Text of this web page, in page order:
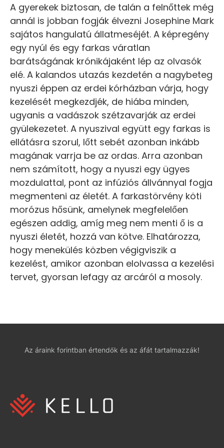
A gyerekek biztosan, de talán a felnőttek még
annál is jobban fogják élvezni Josephine Mark
sajátos hangulatú állatmeséjét. A képregény
egy nyúl és egy farkas váratlan
barátságának krónikájaként lép az olvasók
elé. A kalandos utazás kezdetén a nagybeteg
nyuszi éppen az erdei kórházban várja, hogy
kezelését megkezdjék, de hiába minden,
ugyanis a vadászok szétzavarják az erdei
gyülekezetet. A nyuszival együtt egy farkas is
ellátásra szorul, lőtt sebét azonban inkább
magának varrja be az ordas. Arra azonban
nem számított, hogy a nyuszi egy ügyes
mozdulattal, pont az infúziós állvánnyal fogja
megmenteni az életét. A farkastörvény köti
morózus hősünk, amelynek megfelelően
egészen addig, amíg meg nem menti ő is a
nyuszi életét, hozzá van kötve. Elhatározza,
hogy menekülés közben végigviszik a
kezelést, amikor azonban elolvassa a kezelési
tervet, gyorsan lefagy az arcáról a mosoly.
Az áraink forintban értendők és az áfát tartalmazzák!